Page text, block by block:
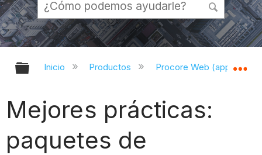
Expandir/contraer jerarquía global
Inicio Productos Procore Web
Mejores prácticas:
paquetes de